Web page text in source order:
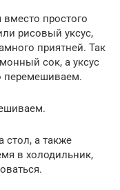
простого
рисовый уксус,
приятней. Так
сок, а уксус
перемешиваем.
стол, а также
в холодильник,